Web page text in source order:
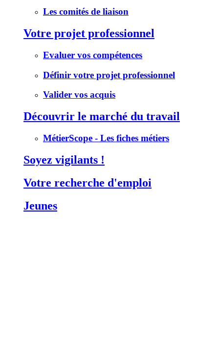
Les comités de liaison
Votre projet professionnel
Evaluer vos compétences
Définir votre projet professionnel
Valider vos acquis
Découvrir le marché du travail
MétierScope - Les fiches métiers
Soyez vigilants !
Votre recherche d'emploi
Jeunes